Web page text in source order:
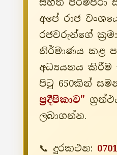
සහිත පරම්පරා
අපේ රාජ
රජවරුන්ගේ
නිර්මාණය කළ
අධ්‍යයනය කිරීම
පිටු 650කින්
ප්‍රදීපිකාව"
ලබාගන්න.
📞 දුරකථන: